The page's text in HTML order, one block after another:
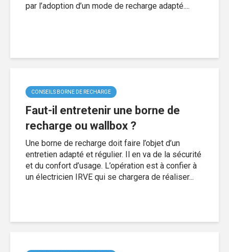
par l’adoption d’un mode de recharge adapté....
CONSEILS BORNE DE RECHARGE
Faut-il entretenir une borne de
recharge ou wallbox ?
Une borne de recharge doit faire l’objet d’un
entretien adapté et régulier. Il en va de la sécurité
et du confort d’usage. L’opération est à confier à
un électricien IRVE qui se chargera de réaliser...